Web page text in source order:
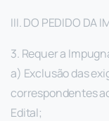
III. DO PEDIDO DA
3. Requer a
a) Exclusão das
correspondentes
Edital;